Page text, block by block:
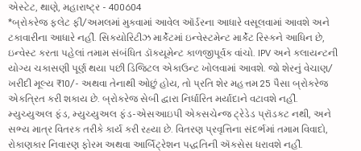
એસ્ટેટ, થાણે, મહારાષ્ટ્ર - 400604
*બ્રોકરેજ ફ્લેટ ફી/અમલમાં મુકવામાં આવેલ ઑર્ડરના આધારે વસૂલવામાં આવશે અને
ટકાવારીના આધારે નહીં. સિક્યોરિટીઝ માર્કેટમાં ઇન્વેસ્ટમેન્ટ માર્કેટ રિસ્કને આધિન છે,
ઇન્વેસ્ટ કરતા પહેલાં તમામ સંબંધિત ડૉક્યૂમેન્ટ કાળજીપૂર્વક વાંચો. IPV અને ક્લાયન્ટની
યોગ્ય ચકાસણી પૂર્ણ થયા પછી ડિજિટલ એકાઉન્ટ ખોલવામાં આવશે. જો શેરનું વેચાણ/
ખરીદી મૂલ્ય ₹10/- અથવા તેનાથી ઓછું હોય, તો પ્રતિ શેર મહત્તમ 25 પૈસા બ્રોકરેજ
એકત્રિત કરી શકાય છે. બ્રોકરેજ સેબી દ્વારા નિર્ધારિત મર્યાદાને વટાવશે નહીં.
મ્યુચ્યુઅલ ફંડ, મ્યુચ્યુઅલ ફંડ-એસઆઇપી એક્સચેન્જ ટ્રેડેડ પ્રૉડક્ટ નથી, અને
સભ્ય માત્ર વિતરક તરીકે કાર્ય કરી રહ્યા છે. વિતરણ પ્રવૃત્તિના સંદર્ભમાં તમામ વિવાદો,
રોકાણકાર નિવારણ ફોરમ અથવા આર્બિટ્રેશન પદ્ધતિની ઍક્સેસ ધરાવશે નહીં.